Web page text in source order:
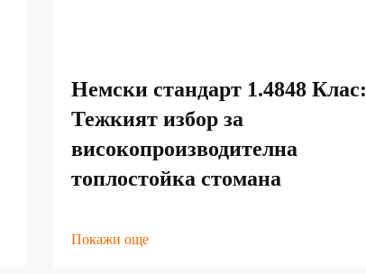
Немски стандарт 1.4848 Клас:
Тежкият избор за
високопроизводителна
топлостойка стомана
Покажи още